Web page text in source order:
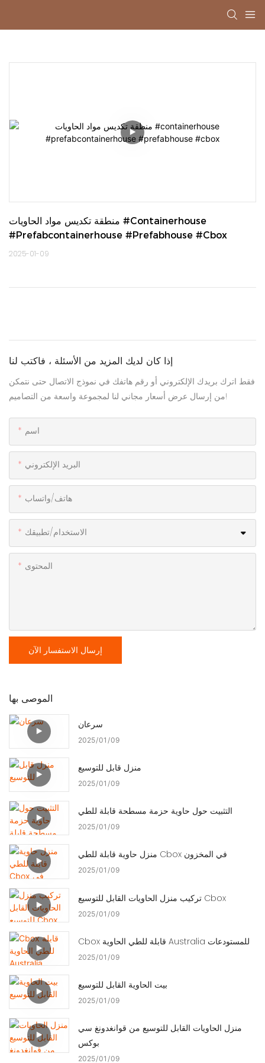
منطقة تكديس مواد الحاويات #containerhouse
#prefabcontainerhouse #prefabhouse #cbox
2025-01-09
إذا كان لديك المزيد من الأسئلة ، فاكتب لنا
فقط اترك بريدك الإلكتروني أو رقم هاتفك في نموذج الاتصال حتى نتمكن
من إرسال عرض أسعار مجاني لنا لمجموعة واسعة من التصاميم!
اسم
البريد الإلكتروني
هاتف/واتساب
الاستخدام/تطبيقك
المحتوى
إرسال الاستفسار الآن
الموصى بها
سرعان
2025 01 09
منزل قابل للتوسيع
2025 01 09
التثبيت حول حاوية حزمة مسطحة قابلة للطي
2025 01 09
منزل حاوية قابلة للطي Cbox في المخزون
2025 01 09
تركيب منزل الحاويات القابل للتوسيع Cbox
2025 01 09
Cbox قابلة للطي الحاوية Australia للمستودعات
2025 01 09
بيت الحاوية القابل للتوسيع
2025 01 09
منزل الحاويات القابل للتوسيع من قوانغدونغ سي
بوكس
2025 01 09